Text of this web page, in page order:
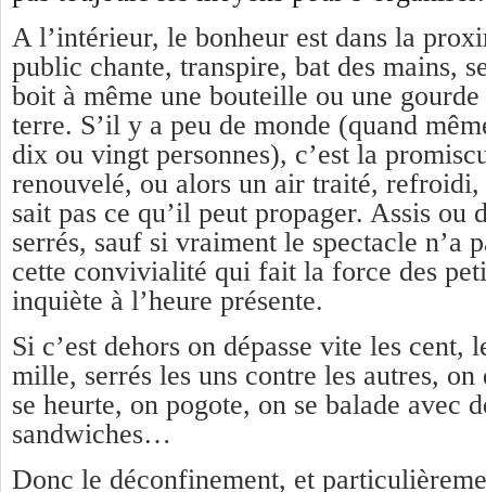
A l’intérieur, le bonheur est dans la
public chante, transpire, bat des mains,
boit à même une bouteille ou une
terre. S’il y a peu de monde (quand
dix ou vingt personnes), c’est la
renouvelé, ou alors un air traité,
sait pas ce qu’il peut propager. Assis ou
serrés, sauf si vraiment le spectacle n’a
cette convivialité qui fait la force des
inquiète à l’heure présente.
Si c’est dehors on dépasse vite les cent,
mille, serrés les uns contre les autres,
se heurte, on pogote, on se balade avec
sandwiches…
Donc le déconfinement, et